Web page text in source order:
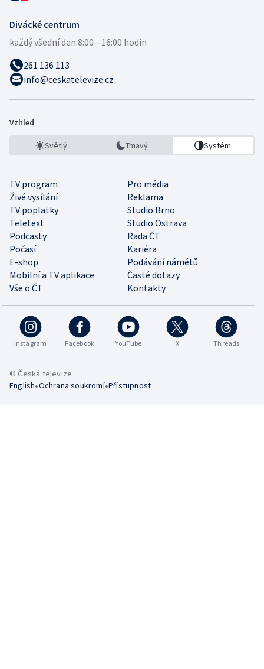
Divácké centrum
každý všední den:8:00—16:00 hodin
261 136 113
info@ceskatelevize.cz
Vzhled
Světlý Tmavý Systém
TV program
Pro média
Živé vysílání
Reklama
TV poplatky
Studio Brno
Teletext
Studio Ostrava
Podcasty
Rada ČT
Počasí
Kariéra
E-shop
Podávání námětů
Mobilní a TV aplikace
Časté dotazy
Vše o ČT
Kontakty
Instagram Facebook YouTube X Threads
© Česká televize
English•Ochrana soukromí•Přístupnost